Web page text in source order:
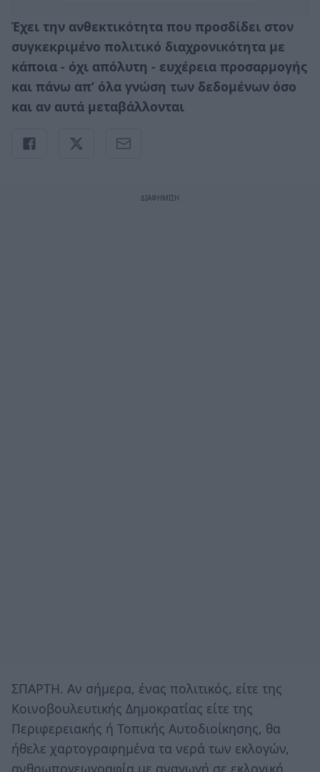
Έχει την ανθεκτικότητα που προσδίδει στον
συγκεκριμένο πολιτικό διαχρονικότητα με
κάποια - όχι απόλυτη - ευχέρεια προσαρμογής
και πάνω απ’ όλα γνώση των δεδομένων όσο
και αν αυτά μεταβάλλονται
ΣΠΑΡΤΗ. Αν σήμερα, ένας πολιτικός, είτε της
Κοινοβουλευτικής Δημοκρατίας είτε της
Περιφερειακής ή Τοπικής Αυτοδιοίκησης, θα
ήθελε χαρτογραφημένα τα νερά των εκλογών,
ανθρωπογεωγραφία με αναγωγή σε εκλογική